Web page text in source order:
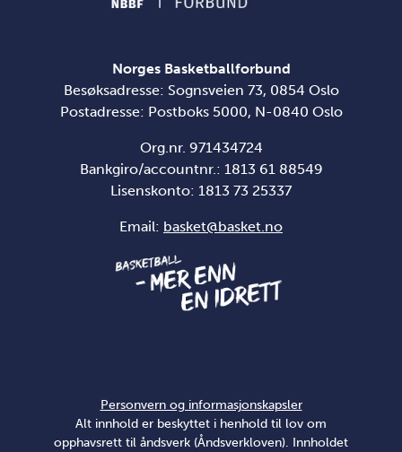
Norges Basketballforbund
Besøksadresse: Sognsveien 73, 0854 Oslo
Postadresse: Postboks 5000, N-0840 Oslo
Org.nr. 971434724
Bankgiro/accountnr.: 1813 61 88549
Lisenskonto: 1813 73 25337
Email: basket@basket.no
Personvern og informasjonskapsler
Alt innhold er beskyttet i henhold til lov om
opphavsrett til åndsverk (Åndsverkloven). Innholdet